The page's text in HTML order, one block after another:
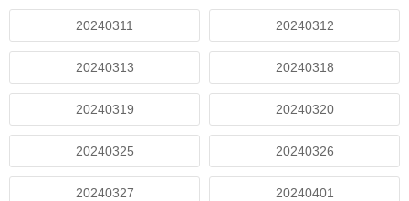
20240311 20240312
20240313 20240318
20240319 20240320
20240325 20240326
20240327 20240401